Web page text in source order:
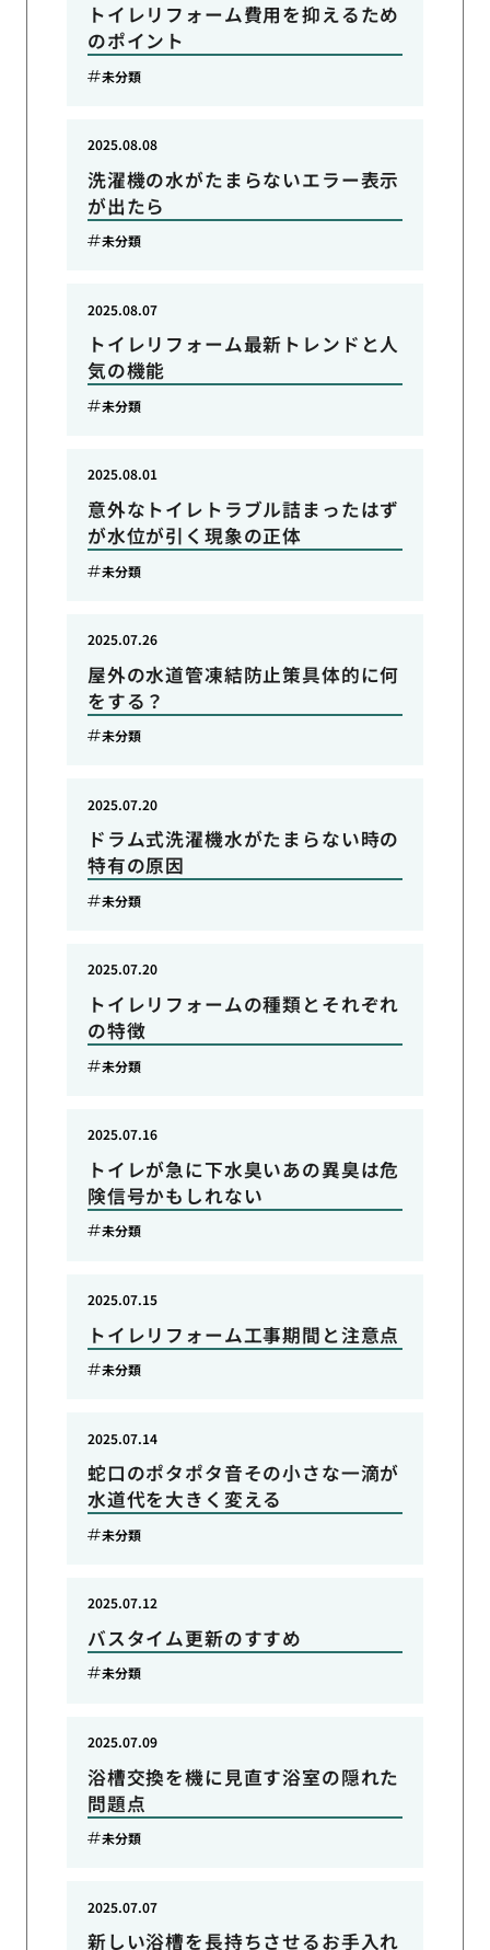
トイレリフォーム費用を抑えるため
のポイント
未分類
洗濯機の水がたまらないエラー表示
が出たら
2025.08.08
未分類
トイレリフォーム最新トレンドと人
気の機能
2025.08.07
未分類
意外なトイレトラブル詰まったはず
が水位が引く現象の正体
2025.08.01
未分類
屋外の水道管凍結防止策具体的に何
をする？
2025.07.26
未分類
ドラム式洗濯機水がたまらない時の
特有の原因
2025.07.20
未分類
トイレリフォームの種類とそれぞれ
の特徴
2025.07.20
未分類
トイレが急に下水臭いあの異臭は危
険信号かもしれない
2025.07.16
未分類
トイレリフォーム工事期間と注意点
2025.07.15
未分類
蛇口のポタポタ音その小さな一滴が
水道代を大きく変える
2025.07.14
未分類
バスタイム更新のすすめ
2025.07.12
未分類
浴槽交換を機に見直す浴室の隠れた
問題点
2025.07.09
未分類
新しい浴槽を長持ちさせるお手入れ
2025.07.07